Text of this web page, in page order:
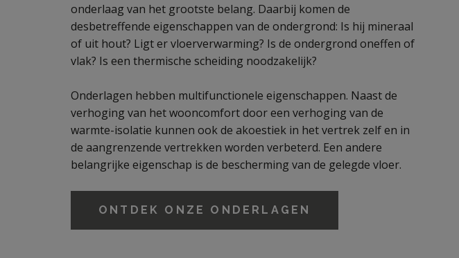
onderlaag van het grootste belang. Daarbij komen de
desbetreffende eigenschappen van de ondergrond: Is hij mineraal
of uit hout? Ligt er vloerverwarming? Is de ondergrond oneffen of
vlak? Is een thermische scheiding noodzakelijk?
Onderlagen hebben multifunctionele eigenschappen. Naast de
verhoging van het wooncomfort door een verhoging van de
warmte-isolatie kunnen ook de akoestiek in het vertrek zelf en in
de aangrenzende vertrekken worden verbeterd. Een andere
belangrijke eigenschap is de bescherming van de gelegde vloer.
ONTDEK ONZE ONDERLAGEN